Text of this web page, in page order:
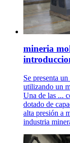
mineria
Se presenta
utilizando un
Una de las ...
dotado de
alta presión a
industria